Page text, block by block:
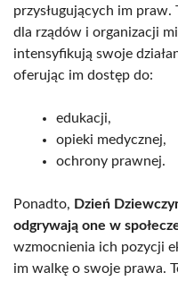
przysługujących im
dla rządów i organizacji
intensyfikują swoje
oferując im dostęp do:
edukacji,
opieki medycznej,
ochrony prawnej.
Ponadto, Dzień
odgrywają one w
wzmocnienia ich pozycji
im walkę o swoje prawa.